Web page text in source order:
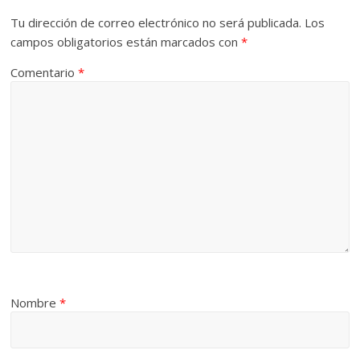
Tu dirección de correo electrónico no será publicada. Los
campos obligatorios están marcados con*
Comentario*
Nombre*